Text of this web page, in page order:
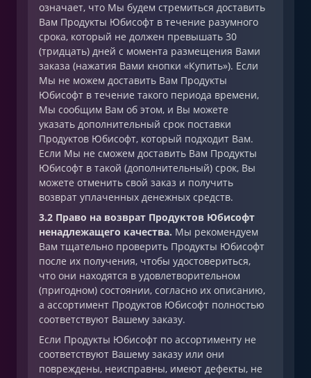
означает, что Мы будем стремиться доставить
Вам Продукты Юбисофт в течение разумного
срока, который не должен превышать 30
(тридцать) дней с момента размещения Вами
заказа (нажатия Вами кнопки «Купить»). Если
Мы не можем доставить Вам Продукты
Юбисофт в течение такого периода времени,
Мы сообщим Вам об этом, и Вы можете
указать дополнительный срок поставки
Продуктов Юбисофт, который подходит Вам.
Если Мы не сможем доставить Вам Продукты
Юбисофт в такой (дополнительный) срок, Вы
можете отменить свой заказ и получить
возврат уплаченных денежных средств.
3.2 Право на возврат Продуктов Юбисофт
ненадлежащего качества. Мы рекомендуем
Вам тщательно проверить Продукты Юбисофт
после их получения, чтобы удостовериться,
что они находятся в удовлетворительном
(пригодном) состоянии, согласно их описанию,
а ассортимент Продуктов Юбисофт полностью
соответствуют Вашему заказу.
Если Продукты Юбисофт по ассортименту не
соответствуют Вашему заказу или они
повреждены, неисправны, имеют дефекты, не